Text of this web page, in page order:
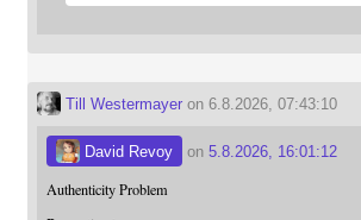
Till Westermayeron 6.8.2026, 07:43:10
David Revoy on 5.8.2026, 16:01:12
Authenticity Problem